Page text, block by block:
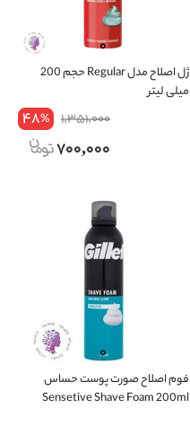
ژل اصلاح مدل Regular حجم 200
میلی لیتر
1,351,000
48%
700,000
فوم اصلاح صورت پوست حساس
Sensetive Shave Foam 200ml